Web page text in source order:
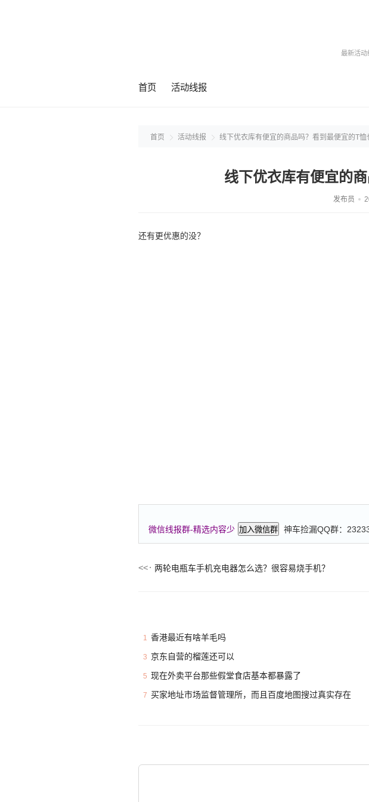
最新活
首页 活动线报
首页 活动线报 线下优衣库有便宜的商品吗？看到最便宜的T恤
线下优衣库有便宜的
发布员
还有更优惠的没？
微信线报群-精选内容少 加入微信群 神车捡漏QQ群：
两轮电瓶车手机充电器怎么选？很容易烧手机？
1 香港最近有啥羊毛吗
3 京东自营的榴莲还可以
5 现在外卖平台那些假堂食店基本都暴露了
7 买家地址市场监督管理所，而且百度地图搜过真实存在